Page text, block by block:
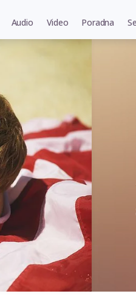
Audio Video Poradna